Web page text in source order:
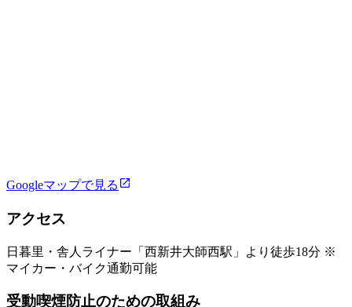
Googleマップで見る
アクセス
日暮里・舎人ライナー「西新井大師西駅」より徒歩18分 ※
マイカー・バイク通勤可能
受動喫煙防止のための取組み